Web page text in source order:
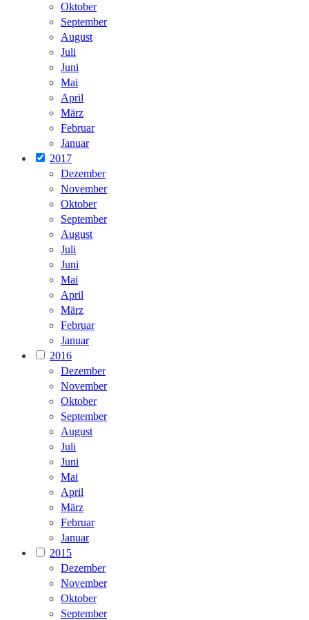
Oktober
September
August
Juli
Juni
Mai
April
März
Februar
Januar
2017
Dezember
November
Oktober
September
August
Juli
Juni
Mai
April
März
Februar
Januar
2016
Dezember
November
Oktober
September
August
Juli
Juni
Mai
April
März
Februar
Januar
2015
Dezember
November
Oktober
September